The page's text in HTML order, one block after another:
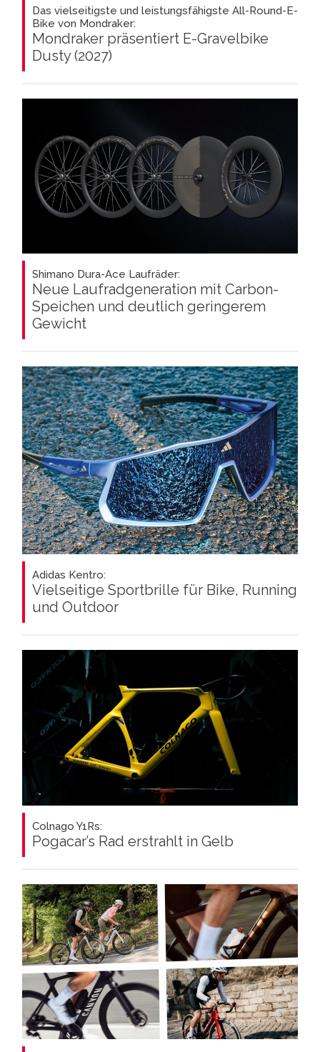
Das vielseitigste und leistungsfähigste All-Round-E-
Bike von Mondraker:
Mondraker präsentiert E-Gravelbike
Dusty (2027)
Shimano Dura-Ace Laufräder:
Neue Laufradgeneration mit Carbon-
Speichen und deutlich geringerem
Gewicht
Adidas Kentro:
Vielseitige Sportbrille für Bike, Running
und Outdoor
Colnago Y1Rs:
Pogacar’s Rad erstrahlt in Gelb